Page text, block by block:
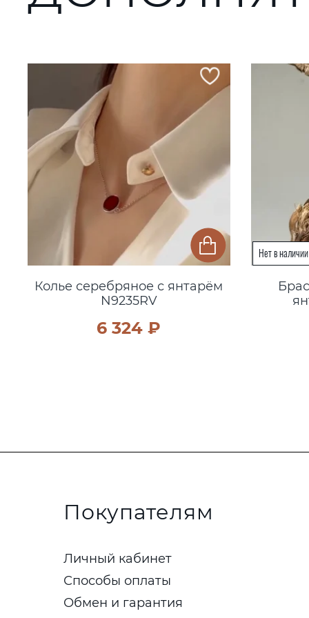
Колье серебряное с янтарём
N9235RV
6 324 ₽
Покупателям
Личный кабинет
Способы оплаты
Обмен и гарантия